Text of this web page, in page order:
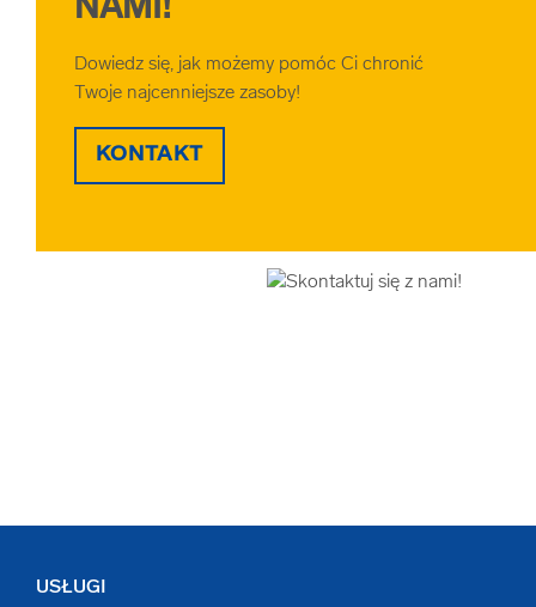
NAMI!
Dowiedz się, jak możemy pomóc Ci chronić
Twoje najcenniejsze zasoby!
KONTAKT
USŁUGI